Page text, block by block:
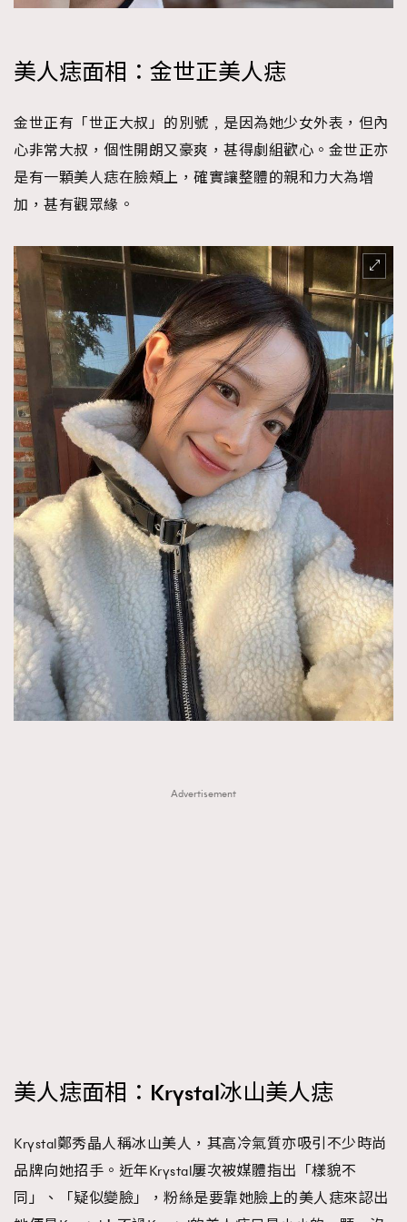
美人痣面相：金世正美人痣
金世正有「世正大叔」的別號﹐是因為她少女外表，但內
心非常大叔，個性開朗又豪爽，甚得劇組歡心。金世正亦
是有一顆美人痣在臉頰上，確實讓整體的親和力大為增
加，甚有觀眾緣。
Advertisement
美人痣面相：Krystal冰山美人痣
Krystal鄭秀晶人稱冰山美人，其高冷氣質亦吸引不少時尚
品牌向她招手。近年Krystal屢次被媒體指出「樣貌不
同」、「疑似變臉」，粉絲是要靠她臉上的美人痣來認出